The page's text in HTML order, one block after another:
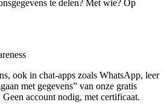
te delen? Met wie? Op
ook in chat-apps zoals WhatsApp, leer
met gegevens” van onze gratis
Geen account nodig, met certificaat.